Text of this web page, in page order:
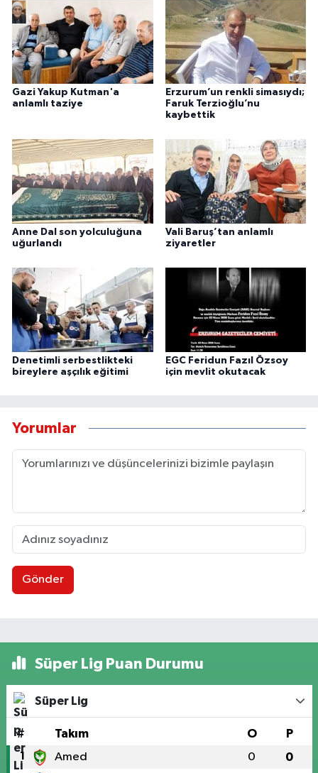
Gazi Yakup Kutman'a
anlamlı taziye
Erzurum’un renkli simasıydı;
Faruk Terzioğlu’nu
kaybettik
Anne Dal son yolculuğuna
uğurlandı
Vali Baruş’tan anlamlı
ziyaretler
Denetimli serbestlikteki
bireylere aşçılık eğitimi
EGC Feridun Fazıl Özsoy
için mevlit okutacak
Yorumlar
Gönder
Süper Lig Puan Durumu
Süper Lig
# Takım O P
1 Amed 0 0